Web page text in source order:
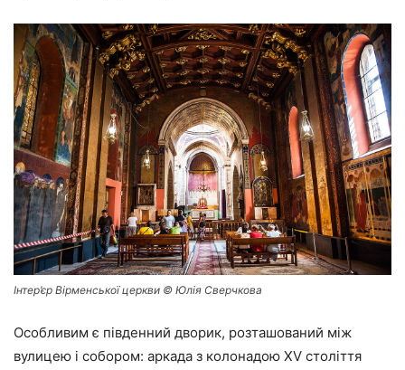
Інтер’єр Вірменської церкви © Юлія Сверчкова
Особливим є південний дворик, розташований між
вулицею і собором: аркада з колонадою XV століття